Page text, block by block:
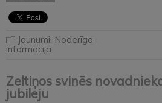
Jaunumi, Noderīga
informācija
Zeltiņos svinēs
jubileju